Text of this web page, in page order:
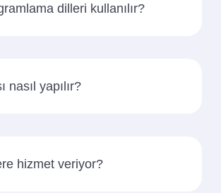
dilleri kullanılır?
nasıl yapılır?
hizmet veriyor?